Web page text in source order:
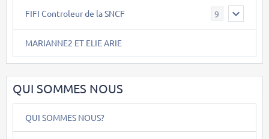
FIFI Controleur de la SNCF 9
MARIANNE2 ET ELIE ARIE
QUI SOMMES NOUS
QUI SOMMES NOUS?